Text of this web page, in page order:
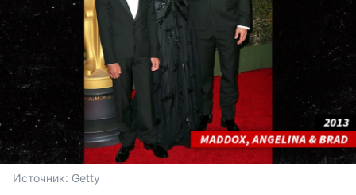
Источник: Getty